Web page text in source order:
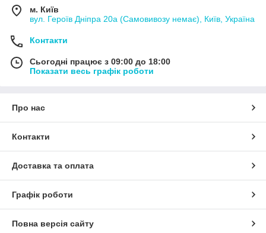
м. Київ
вул. Героїв Дніпра 20а (Самовивозу немає), Київ, Україна
Контакти
Сьогодні працює з 09:00 до 18:00
Показати весь графік роботи
Про нас
Контакти
Доставка та оплата
Графік роботи
Повна версія сайту